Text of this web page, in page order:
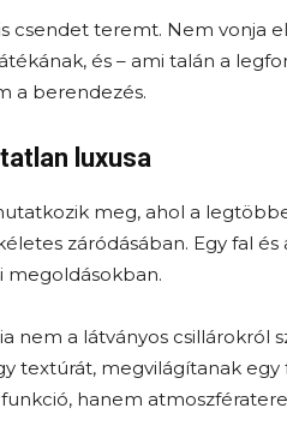
csendet teremt. Nem vonja
és – ami talán a
a berendezés.
luxusa
meg, ahol a
záródásában. Egy fal
megoldásokban.
nem a látványos
textúrát, megvilágítanak
hanem